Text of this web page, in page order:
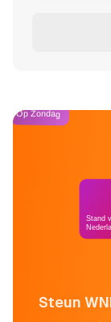
Steun
Op Zondag
Stand